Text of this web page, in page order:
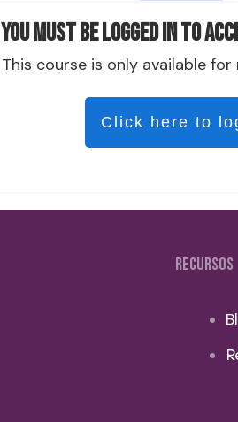
You must be logged in to
This course is only available
Click here to
RECURSOS